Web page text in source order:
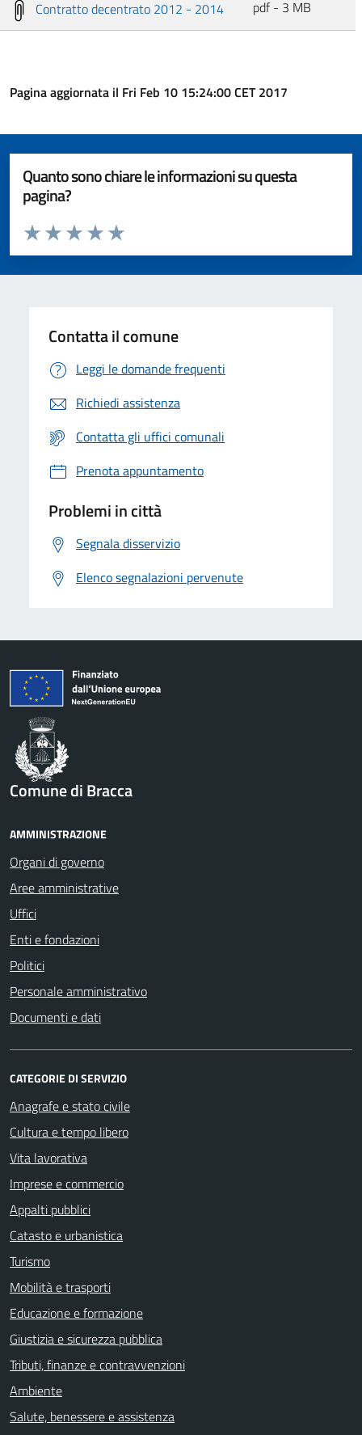
Contratto decentrato 2012 - 2014 pdf - 3 MB
Pagina aggiornata il Fri Feb 10 15:24:00 CET 2017
Quanto sono chiare le informazioni su questa
pagina?
Valuta da 1 a 5 stelle la pagina
Valuta 5 stelle su 5
Valuta 4 stelle su 5
Valuta 3 stelle su 5
Valuta 2 stelle su 5
Valuta 1 stelle su 5
Contatta il comune
Leggi le domande frequenti
Richiedi assistenza
Contatta gli uffici comunali
Prenota appuntamento
Problemi in città
Segnala disservizio
Elenco segnalazioni pervenute
Comune di Bracca
AMMINISTRAZIONE
Organi di governo
Aree amministrative
Uffici
Enti e fondazioni
Politici
Personale amministrativo
Documenti e dati
CATEGORIE DI SERVIZIO
Anagrafe e stato civile
Cultura e tempo libero
Vita lavorativa
Imprese e commercio
Appalti pubblici
Catasto e urbanistica
Turismo
Mobilità e trasporti
Educazione e formazione
Giustizia e sicurezza pubblica
Tributi, finanze e contravvenzioni
Ambiente
Salute, benessere e assistenza